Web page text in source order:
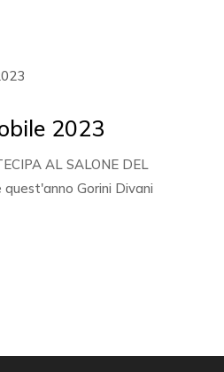
2023
AL SALONE DEL
Gorini Divani